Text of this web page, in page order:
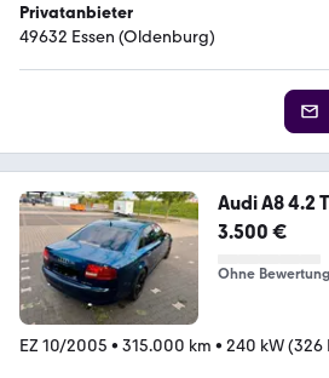
Privatanbieter
49632 Essen (Oldenburg)
Audi A8 4.2
3.500 €
Ohne Bewertung
EZ 10/2005 • 315.000 km • 240 kW (326